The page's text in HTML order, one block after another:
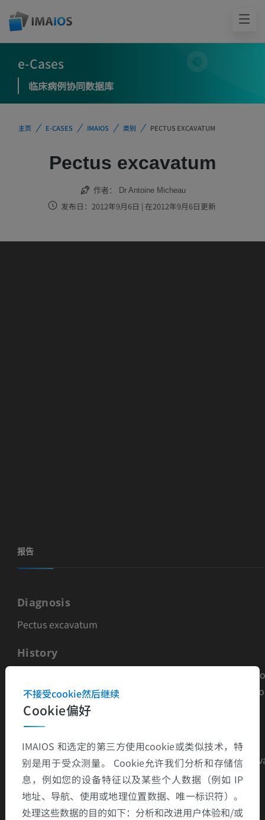
e-Cases
临床病例协同数据库
主页 E-CASES IMAIOS 类别 PECTUS EXCAVATUM
Pectus excavatum
作者： Dr Antoine Micheau
发布日：2012年9月6日 | 在2012年9月6日更新
报告
Diagnosis
Pectus excavatum
History
Calculated on a CT scan by obtaining the ratio of the
zontal distance of the inside of the ribcage and the
est distance between the vertebrae and sternum.
Haller Index > 3.25 is considered as severe pectus
um
Cookie偏好
不接受cookie然后继续
IMAIOS 和选定的第三方使用cookie或类似技术，特
别是用于受众测量。 Cookie允许我们分析和存储信
息，例如您的设备特征以及某些个人数据（例如 IP
地址、导航、使用或地理位置数据、唯一标识符）。
处理这些数据的目的如下：分析和改进用户体验和/或